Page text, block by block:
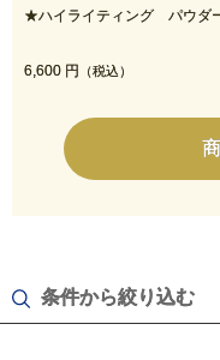
条件から絞り込む
★ハイライティング パウダ
6,600 円 （税込）